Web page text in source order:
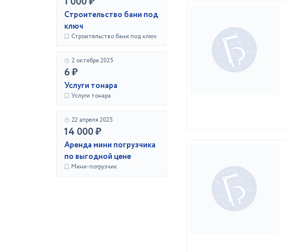
Строительство бани под
ключ
Строительство бани под ключ
2 октября 2025
6 ₽
Услуги тонара
Услуги тонара
22 апреля 2025
14 000 ₽
Аренда мини погрузчика
по выгодной цене
Мини-погрузчик